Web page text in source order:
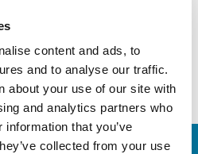
content and ads, to
and to analyse our traffic.
about your use of our site with
and analytics partners who
that you’ve
collected from your use
ROS / Mirka® CEROS 77mm
1230/1242. Deve essere